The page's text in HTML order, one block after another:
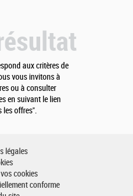
aux critères de
vous invitons à
ou à consulter
en suivant le lien
les offres".
légales
cookies
conforme